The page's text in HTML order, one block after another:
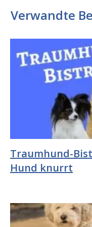
Verwandte
Traumhund-
Hund knurrt